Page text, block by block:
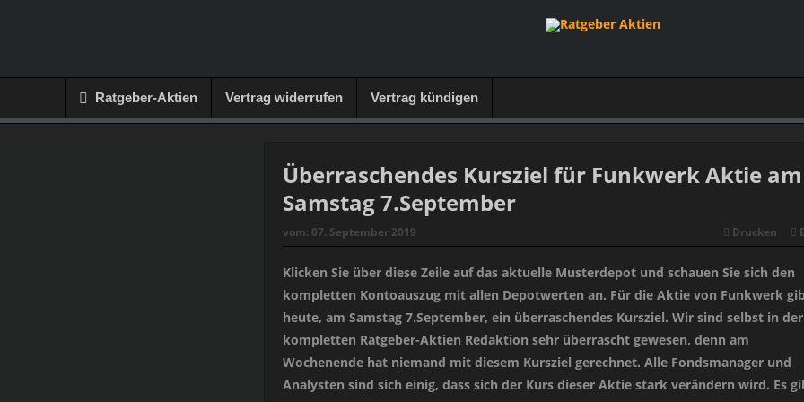
Ratgeber-Aktien Vertrag widerrufen Vertrag kündigen
Überraschendes Kursziel für Funkwerk Aktie am
Samstag 7.September
vom: 07. September 2019 Drucken
Klicken Sie über diese Zeile auf das aktuelle Musterdepot und schauen Sie sich den
kompletten Kontoauszug mit allen Depotwerten an. Für die Aktie von Funkwerk
heute, am Samstag 7.September, ein überraschendes Kursziel. Wir sind selbst in der
kompletten Ratgeber-Aktien Redaktion sehr überrascht gewesen, denn am
Wochenende hat niemand mit diesem Kursziel gerechnet. Alle Fondsmanager und
Analysten sind sich einig, dass sich der Kurs dieser Aktie stark verändern wird. Es